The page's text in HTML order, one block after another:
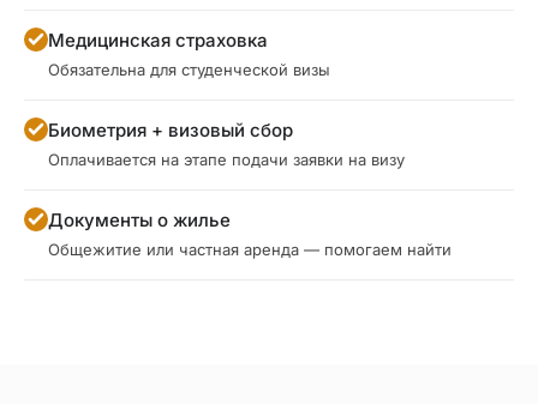
Медицинская страховка
Обязательна для студенческой визы
Биометрия + визовый сбор
Оплачивается на этапе подачи заявки на визу
Документы о жилье
Общежитие или частная аренда — помогаем найти